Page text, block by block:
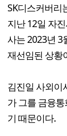
SK디스커버리
지난 12일 자
사는 2023년 3
재선임된 상황
김진일 사외이
가 그를 금융
기 때문이다.